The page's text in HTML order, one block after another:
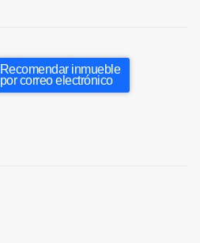
Recomendar inmueble
por correo electrónico